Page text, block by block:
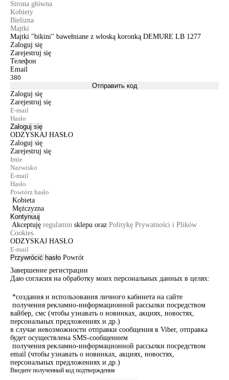
Strona główna
Kobiety
Bielizna
Majtki
Majtki "bikini" bawełniane z włoską koronką DEMURE LB 1277
Zaloguj się
Zarejestruj się
Телефон
Email
Отправить код
Zaloguj się
Zarejestruj się
Zaloguj się
ODZYSKAJ HASŁO
Zaloguj się
Zarejestruj się
Kobieta
Mężczyzna
Kontynuuj
Akceptuję regulamin sklepu oraz Politykę Prywatności i Plików
Cookies.
ODZYSKAJ HASŁO
Przywrócić hasło Powrót
Завершение регистрации
Даю согласия на обработку моих персональных данных в целях:
*создания и использования личного кабинета на сайте
получения рекламно-информационной рассылки посредством
вайбер, смс (чтобы узнавать о новинках, акциях, новостях,
персональных предложениях и др.)
в случае невозможности отправки сообщения в Viber, отправка
будет осуществлена SMS-сообщением
получения рекламно-информационной рассылки посредством
email (чтобы узнавать о новинках, акциях, новостях,
персональных предложениях и др.)
Введите полученный код подтверждения